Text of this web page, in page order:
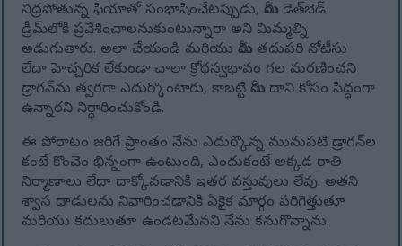
నిద్రపోతున్న ఫియాతో సంభాషించేటప్పుడు, మీరు డెత్‌బెడ్
డ్రీమ్‌లోకి ప్రవేశించాలనుకుంటున్నారా అని మిమ్మల్ని
అడుగుతారు. అలా చేయండి మరియు మీరు తదుపరి నోటీసు
లేదా హెచ్చరిక లేకుండా చాలా క్రోధస్వభావం గల మరణించని
డ్రాగన్‌ను త్వరగా ఎదుర్కొంటారు, కాబట్టి మీరు దాని కోసం సిద్ధంగా
ఉన్నారని నిర్ధారించుకోండి.
ఈ పోరాటం జరిగే ప్రాంతం నేను ఎదుర్కొన్న మునుపటి డ్రాగన్‌ల
కంటే కొంచెం భిన్నంగా ఉంటుంది, ఎందుకంటే అక్కడ రాతి
నిర్మాణాలు లేదా దాక్కోవడానికి ఇతర వస్తువులు లేవు. అతని
శ్వాస దాడులను నివారించడానికి ఏకైక మార్గం పరిగెత్తుతూ
మరియు కదులుతూ ఉండటమేనని నేను కనుగొన్నాను.